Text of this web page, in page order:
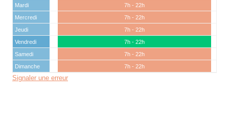
Mardi
7h - 22h
Mercredi
7h - 22h
Jeudi
7h - 22h
Vendredi
7h - 22h
Samedi
7h - 22h
Dimanche
7h - 22h
Signaler une erreur